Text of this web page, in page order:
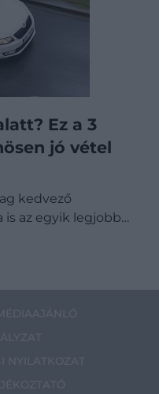
Ez a 3
jó vétel
kedvező
az egyik legjobb…